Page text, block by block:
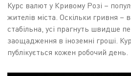
Курс валют у Кривому Розі –
жителів міста. Оскільки гривня –
стабільна, усі прагнуть швидше
заощадження в іноземні гроші.
публікується кожен робочий день.